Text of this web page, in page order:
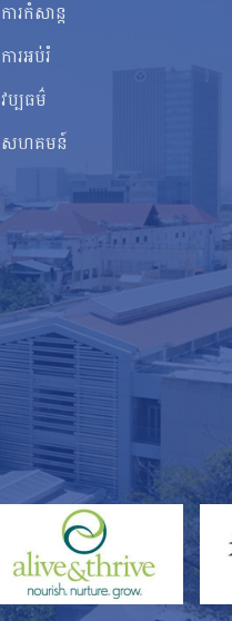
ការកំសាន្ត
ការអប់រំ
វប្បធម៌
សហគមន៍